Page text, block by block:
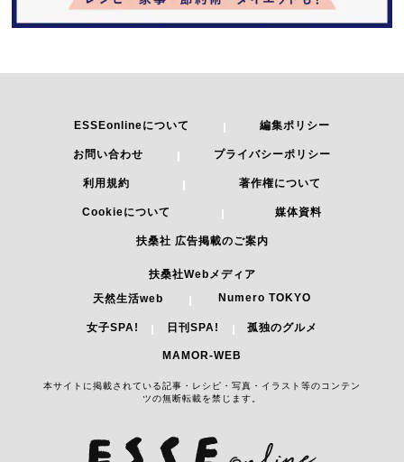
ESSEonlineについて 編集ポリシー
お問い合わせ プライバシーポリシー
利用規約 著作権について
Cookieについて 媒体資料
扶桑社 広告掲載のご案内
扶桑社Webメディア
天然生活web
Numero TOKYO
女子SPA! 日刊SPA! 孤独のグルメ
MAMOR-WEB
本サイトに掲載されている記事・レシピ・写真・イラスト等のコンテン
ツの無断転載を禁じます。